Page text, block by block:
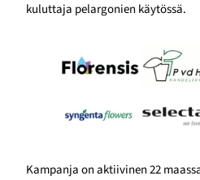
kuluttaja pelargonien käytössä.
Kampanja on aktiivinen 22